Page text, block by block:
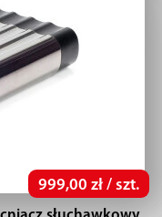
999,00 zł / szt.